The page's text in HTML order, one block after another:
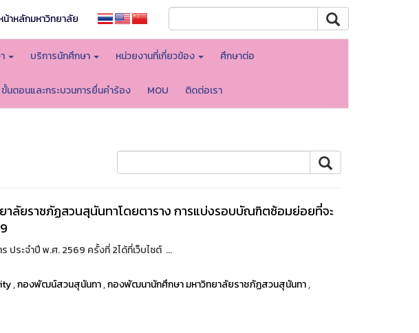
น้าหลักมหาวิทยาลัย
บริการนักศึกษา หน่วยงานที่เกี่ยวข้อง ศึกษาต่อ
ขั้นตอนและกระบวนการยื่นคำร้อง MOU ติดต่อเรา
ลัยราชภัฏสวนสุนันทาโดยตาราง การแบ่งรอบบัณฑิตซ้อมย่อยที่จะ
ระจำปี พ.ศ. 2569 ครั้งที่ 2ได้ที่เว็บไซต์ ...
,กองพัฒน์สวนสุนันทา,กองพัฒนานักศึกษา มหาวิทยาลัยราชภัฏสวนสุนันทา,